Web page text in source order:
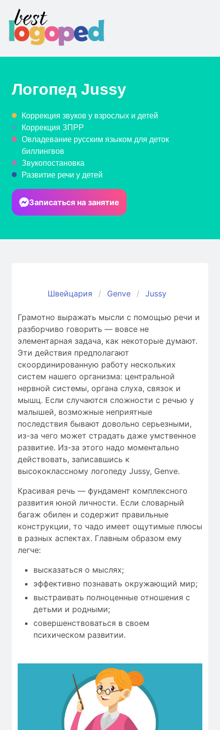
Логопед Jussy
Коррекция звуков у взрослых и детей
Коррекция ЗПРР
Овладевание русским языком для деток
биллингвов
Звукопостановка
Развитие речи у детей
Записаться на занятие
Швейцария Genve Jussy
Грамотно выражать мысли с помощью речи и
разборчиво говорить — вовсе не
элементарная задача, как некоторые думают.
Эти действия предполагают
скоординированную работу нескольких
систем нашего организма: центральной
нервной системы, органа слуха, связок и
мышц. Если случаются сложности c речью у
малышей, возможные неприятные
последствия бывают довольно серьезными,
из-за чего может страдать даже умственное
развитие. Из-за этого надо моментально
действовать, записавшись к
высококлассному логопеду Jussy, Genve.
Красивая речь — фундамент комплексного
развития юной личности. Если словарный
багаж обилен и содержит правильные
конструкции, то чадо имеет ощутимые плюсы
в разных аспектах. Главным образом ему
легче:
высказаться о мыслях;
эффективно познавать окружающий мир;
выстраивать полноценные отношения с
детьми и родными;
совершенствоваться в своем
психическом развитии.